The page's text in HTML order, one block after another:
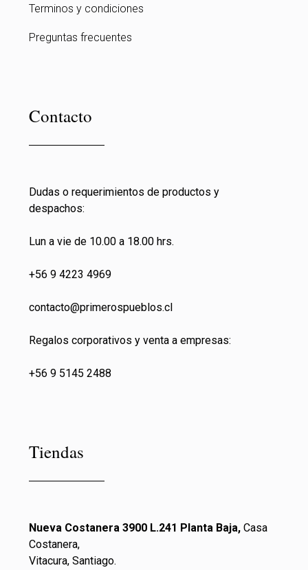
Terminos y condiciones
Preguntas frecuentes
Contacto
Dudas o requerimientos de productos y
despachos:
Lun a vie de 10.00 a 18.00 hrs.
+56 9 4223 4969
contacto@primerospueblos.cl
Regalos corporativos y venta a empresas:
+56 9 5145 2488
Tiendas
Nueva Costanera 3900 L.241 Planta Baja, Casa
Costanera,
Vitacura, Santiago.